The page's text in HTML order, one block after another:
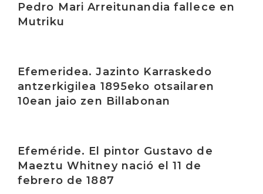
Pedro Mari Arreitunandia fallece en
Mutriku
Efemeridea. Jazinto Karraskedo
antzerkigilea 1895eko otsailaren
10ean jaio zen Billabonan
Efeméride. El pintor Gustavo de
Maeztu Whitney nació el 11 de
febrero de 1887